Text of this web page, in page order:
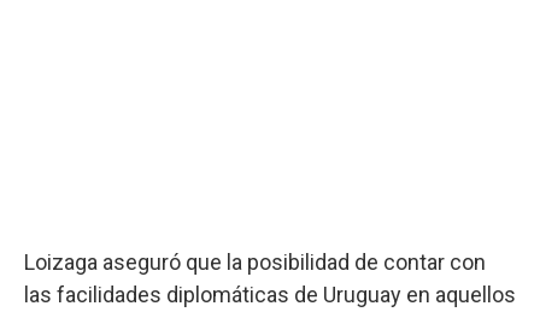
Loizaga aseguró que la posibilidad de contar con
las facilidades diplomáticas de Uruguay en aquellos